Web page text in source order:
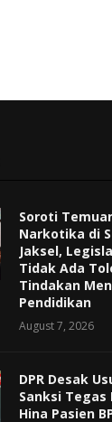
Soroti
Narkotika di
Jaksel,
Tidak Ada
Tindakan
Pendidikan
August 7, 2026
DPR Desak
Sanksi Tegas
Hina Pasien